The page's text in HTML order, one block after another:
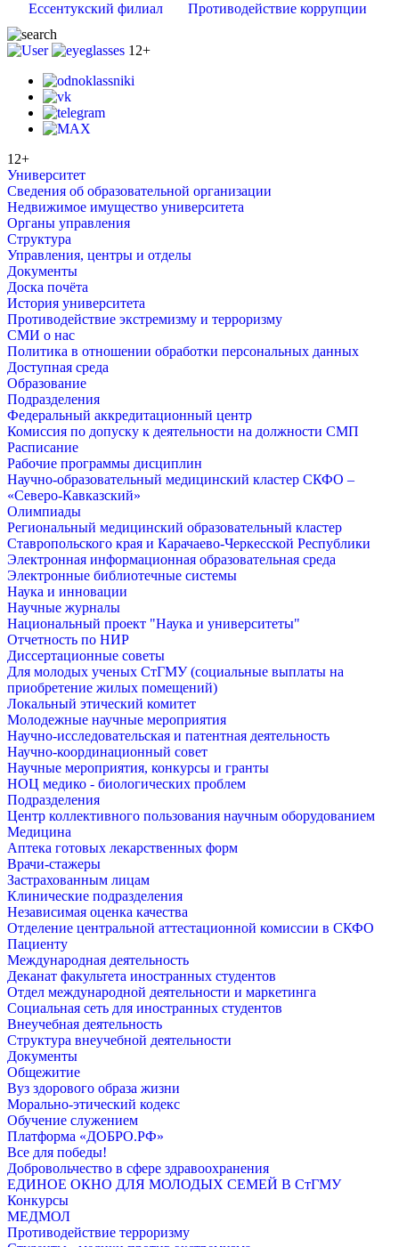
Ессентукский филиал
Противодействие коррупции
12+
12+
Университет
Сведения об образовательной организации
Недвижимое имущество университета
Органы управления
Структура
Управления, центры и отделы
Документы
Доска почёта
История университета
Противодействие экстремизму и терроризму
СМИ о нас
Политика в отношении обработки персональных данных
Доступная среда
Образование
Подразделения
Федеральный аккредитационный центр
Комиссия по допуску к деятельности на должности СМП
Расписание
Рабочие программы дисциплин
Научно-образовательный медицинский кластер СКФО –
«Северо-Кавказский»
Олимпиады
Региональный медицинский образовательный кластер
Ставропольского края и Карачаево-Черкесской Республики
Электронная информационная образовательная среда
Электронные библиотечные системы
Наука и инновации
Научные журналы
Национальный проект "Наука и университеты"
Отчетность по НИР
Диссертационные советы
Для молодых ученых СтГМУ (социальные выплаты на
приобретение жилых помещений)
Локальный этический комитет
Молодежные научные мероприятия
Научно-исследовательская и патентная деятельность
Научно-координационный совет
Научные мероприятия, конкурсы и гранты
НОЦ медико - биологических проблем
Подразделения
Центр коллективного пользования научным оборудованием
Медицина
Аптека готовых лекарственных форм
Врачи-стажеры
Застрахованным лицам
Клинические подразделения
Независимая оценка качества
Отделение центральной аттестационной комиссии в СКФО
Пациенту
Международная деятельность
Деканат факультета иностранных студентов
Отдел международной деятельности и маркетинга
Социальная сеть для иностранных студентов
Внеучебная деятельность
Структура внеучебной деятельности
Документы
Общежитие
Вуз здорового образа жизни
Морально-этический кодекс
Обучение служением
Платформа «ДОБРО.РФ»
Все для победы!
Добровольчество в сфере здравоохранения
ЕДИНОЕ ОКНО ДЛЯ МОЛОДЫХ СЕМЕЙ В СтГМУ
Конкурсы
МЕДМОЛ
Противодействие терроризму